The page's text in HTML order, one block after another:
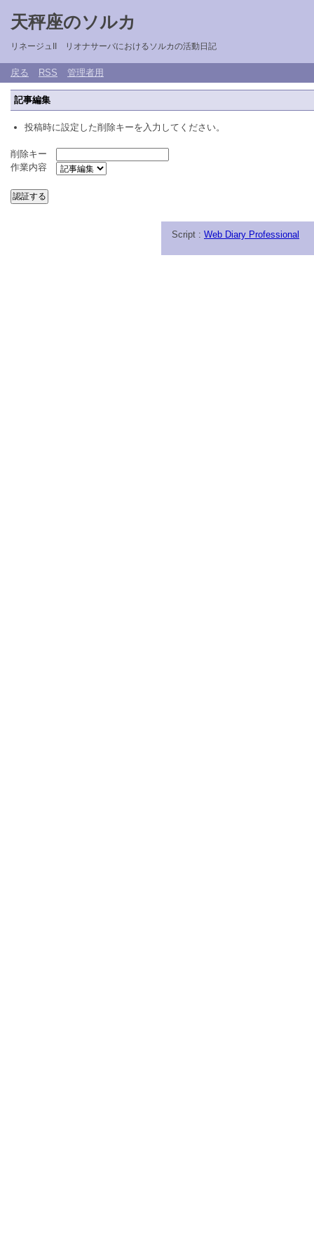
天秤座のソルカ
リネージュII リオナサーバにおけるソルカの活動日記
戻る RSS 管理者用
記事編集
投稿時に設定した削除キーを入力してください。
削除キー
作業内容
Script : Web Diary Professional